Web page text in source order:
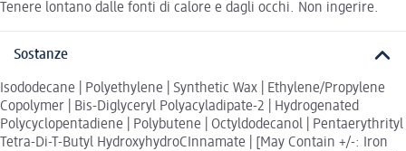
Tenere lontano dalle fonti di calore e dagli occhi. Non ingerire.
Sostanze
Isododecane | Polyethylene | Synthetic Wax | Ethylene/Propylene
Copolymer | Bis-Diglyceryl Polyacyladipate-2 | Hydrogenated
Polycyclopentadiene | Polybutene | Octyldodecanol | Pentaerythrityl
Tetra-Di-T-Butyl HydroxyhydroCInnamate | [May Contain +/-: Iron